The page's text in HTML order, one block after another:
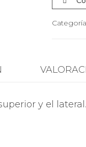
y el